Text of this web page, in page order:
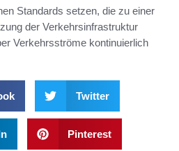
Standards setzen, die zu einer
der Verkehrsinfrastruktur
Verkehrsströme kontinuierlich
Twitter
Pinterest